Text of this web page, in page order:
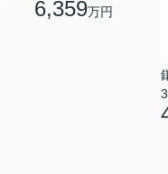
6,359万円